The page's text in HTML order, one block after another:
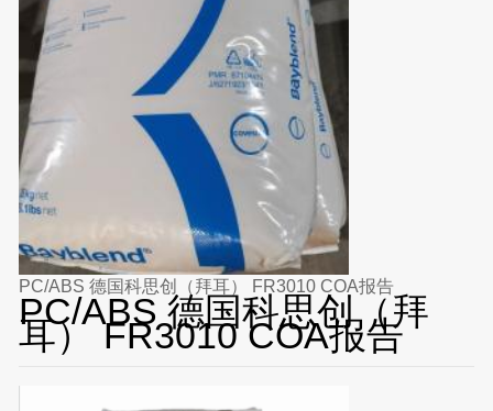
PC/ABS 德国科思创（拜耳） FR3010 COA报告
PC/ABS 德国科思创（拜
耳） FR3010 COA报告